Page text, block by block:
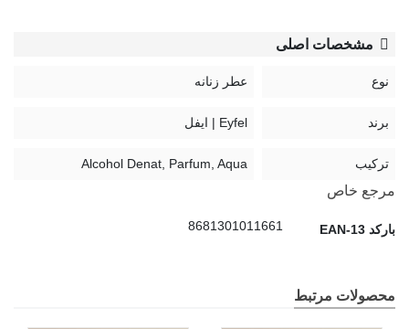
مشخصات اصلی
نوع عطر زنانه
برند Eyfel | ایفل
ترکیب Alcohol Denat, Parfum, Aqua
مرجع خاص
بارکد EAN-13 8681301011661
محصولات مرتبط